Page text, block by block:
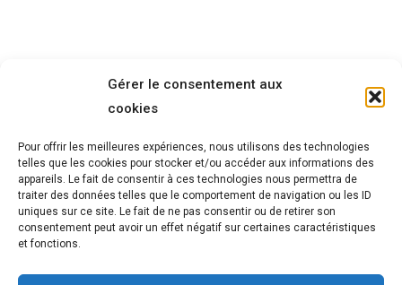
Gérer le consentement aux
cookies
Pour offrir les meilleures expériences, nous utilisons des technologies
telles que les cookies pour stocker et/ou accéder aux informations des
appareils. Le fait de consentir à ces technologies nous permettra de
traiter des données telles que le comportement de navigation ou les ID
uniques sur ce site. Le fait de ne pas consentir ou de retirer son
consentement peut avoir un effet négatif sur certaines caractéristiques
et fonctions.